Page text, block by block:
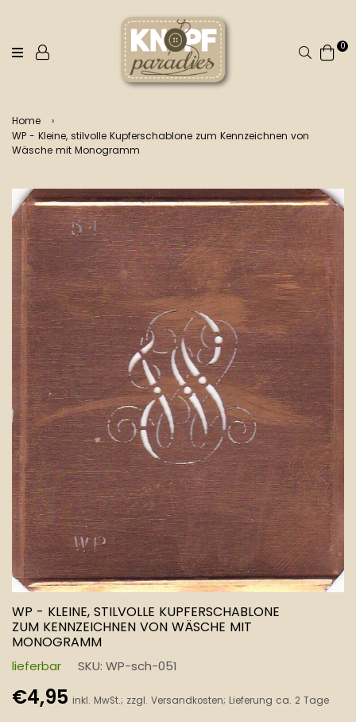
Suchen
0
Home
›
WP - Kleine, stilvolle Kupferschablone zum Kennzeichnen von
Wäsche mit Monogramm
WP - KLEINE, STILVOLLE KUPFERSCHABLONE
ZUM KENNZEICHNEN VON WÄSCHE MIT
MONOGRAMM
lieferbar SKU: WP-sch-051
Normaler
Preis
€4,95 inkl. MwSt.; zzgl. Versandkosten; Lieferung ca. 2 Tage